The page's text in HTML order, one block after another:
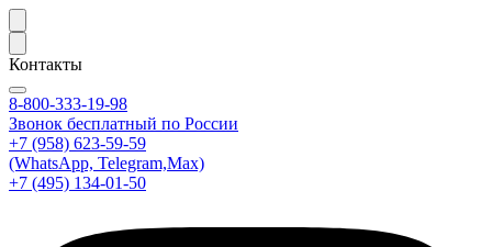
Контакты
8-800-333-19-98
Звонок бесплатный по России
+7 (958) 623-59-59
(WhatsApp, Telegram,Max)
+7 (495) 134-01-50